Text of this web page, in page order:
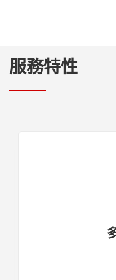
服務特性